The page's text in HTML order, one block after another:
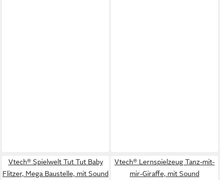
Vtech® Spielwelt Tut Tut Baby
Flitzer, Mega Baustelle, mit Sound
Vtech® Lernspielzeug Tanz-mit-
mir-Giraffe, mit Sound